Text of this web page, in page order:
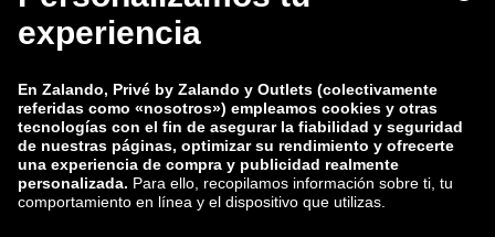
zalando-lounge.co.uk
zalando-prive.es
zalando-lounge.lt zalando-lounge.sk
zalando-lounge.ro zalando-lounge.hr